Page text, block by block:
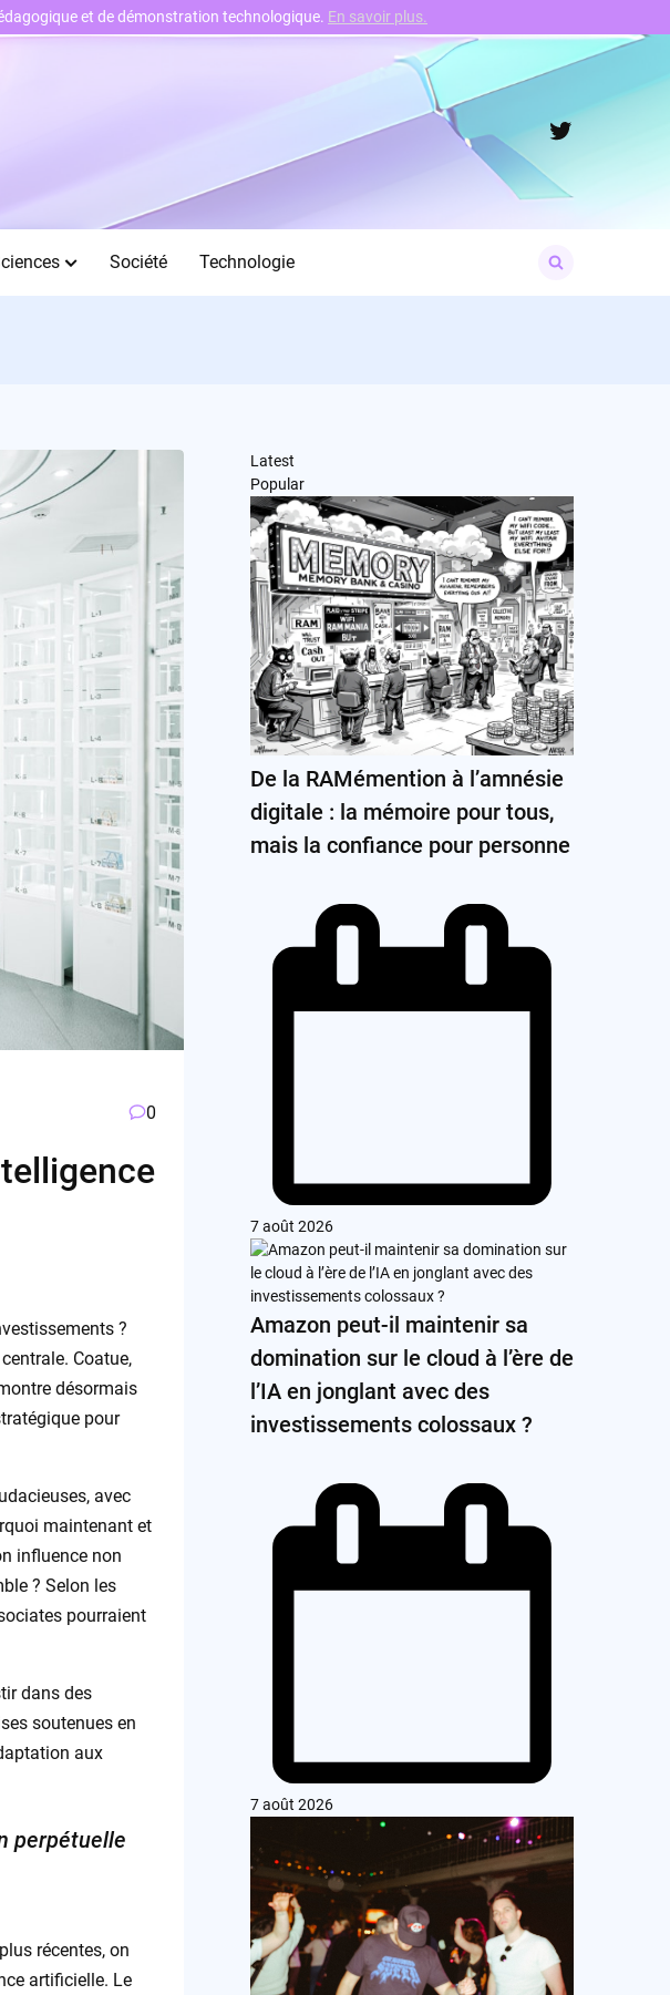
Twitter
Société Technologie
for:
0
?
Coatue,
désormais
pour
avec
maintenant et
influence non
? Selon les
pourraient
dans des
soutenues en
aux
perpétuelle
récentes, on
artificielle. Le
Latest
Popular
De la RAMémention à l’amnésie
digitale : la mémoire pour tous,
mais la confiance pour personne
7 août 2026
Amazon peut-il maintenir sa
domination sur le cloud à l’ère de
l’IA en jonglant avec des
investissements colossaux ?
7 août 2026
et de démonstration technologique. En savoir plus.